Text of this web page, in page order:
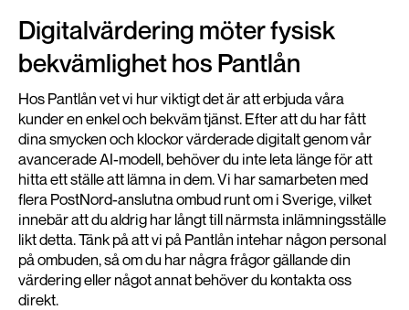
Digitalvärdering möter fysisk
bekvämlighet hos Pantlån
Hos Pantlån vet vi hur viktigt det är att erbjuda våra
kunder en enkel och bekväm tjänst. Efter att du har fått
dina smycken och klockor värderade digitalt genom vår
avancerade AI-modell, behöver du inte leta länge för att
hitta ett ställe att lämna in dem. Vi har samarbeten med
flera PostNord-anslutna ombud runt om i Sverige, vilket
innebär att du aldrig har långt till närmsta inlämningsställe
likt detta. Tänk på att vi på Pantlån intehar någon personal
på ombuden, så om du har några frågor gällande din
värdering eller något annat behöver du kontakta oss
direkt.